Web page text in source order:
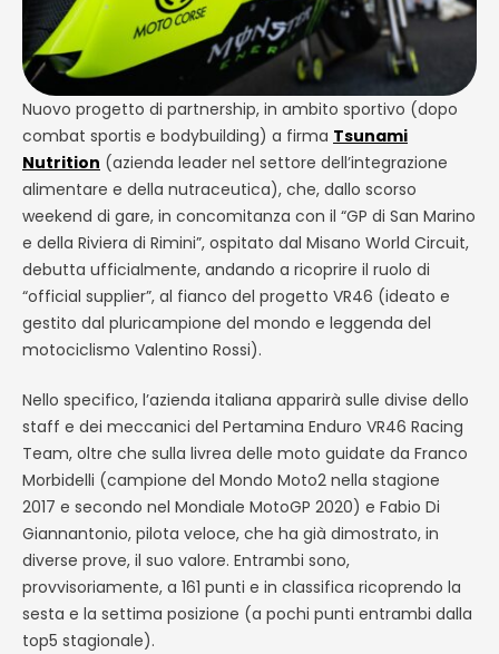
Nuovo progetto di partnership, in ambito sportivo (dopo
combat sportis e bodybuilding) a firma Tsunami
Nutrition (azienda leader nel settore dell’integrazione
alimentare e della nutraceutica), che, dallo scorso
weekend di gare, in concomitanza con il “GP di San Marino
e della Riviera di Rimini”, ospitato dal Misano World Circuit,
debutta ufficialmente, andando a ricoprire il ruolo di
“official supplier”, al fianco del progetto VR46 (ideato e
gestito dal pluricampione del mondo e leggenda del
motociclismo Valentino Rossi).
Nello specifico, l’azienda italiana apparirà sulle divise dello
staff e dei meccanici del Pertamina Enduro VR46 Racing
Team, oltre che sulla livrea delle moto guidate da Franco
Morbidelli (campione del Mondo Moto2 nella stagione
2017 e secondo nel Mondiale MotoGP 2020) e Fabio Di
Giannantonio, pilota veloce, che ha già dimostrato, in
diverse prove, il suo valore. Entrambi sono,
provvisoriamente, a 161 punti e in classifica ricoprendo la
sesta e la settima posizione (a pochi punti entrambi dalla
top5 stagionale).